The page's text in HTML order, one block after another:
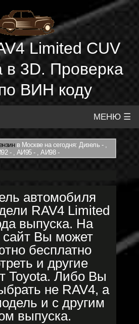
Limited CUV
в 3D. Проверка
ВИН коду
МЕНЮ ☰
в Москве на сегодня: Дизель - ,
- , АИ95 - , АИ98 -
автомобиля
RAV4 Limited
выпуска. На
Вы может
бесплатно
и другие
Toyota. Либо Вы
не RAV4, а
и с другим
выпуска.